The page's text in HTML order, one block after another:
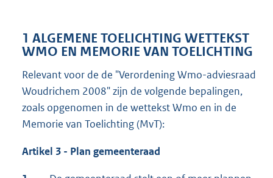
1 ALGEMENE TOELICHTING WETTEKST
WMO EN MEMORIE VAN TOELICHTING
Relevant voor de de "Verordening Wmo-adviesraad
Woudrichem 2008" zijn de volgende bepalingen,
zoals opgenomen in de wettekst Wmo en in de
Memorie van Toelichting (MvT):
Artikel 3 - Plan gemeenteraad